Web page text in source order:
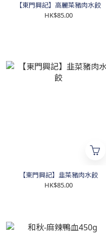
【東門興記】高麗菜豬肉水餃
HK$85.00
【東門興記】韭菜豬肉水餃
HK$85.00